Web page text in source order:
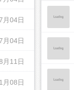
月04日
月04日
月11日
月08日